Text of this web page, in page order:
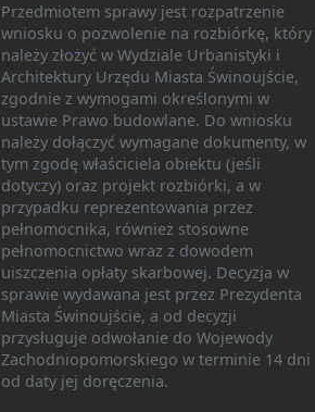
Przedmiotem sprawy jest rozpatrzenie
wniosku o pozwolenie na rozbiórkę, który
należy złożyć w Wydziale Urbanistyki i
Architektury Urzędu Miasta Świnoujście,
zgodnie z wymogami określonymi w
ustawie Prawo budowlane. Do wniosku
należy dołączyć wymagane dokumenty, w
tym zgodę właściciela obiektu (jeśli
dotyczy) oraz projekt rozbiórki, a w
przypadku reprezentowania przez
pełnomocnika, również stosowne
pełnomocnictwo wraz z dowodem
uiszczenia opłaty skarbowej. Decyzja w
sprawie wydawana jest przez Prezydenta
Miasta Świnoujście, a od decyzji
przysługuje odwołanie do Wojewody
Zachodniopomorskiego w terminie 14 dni
od daty jej doręczenia.